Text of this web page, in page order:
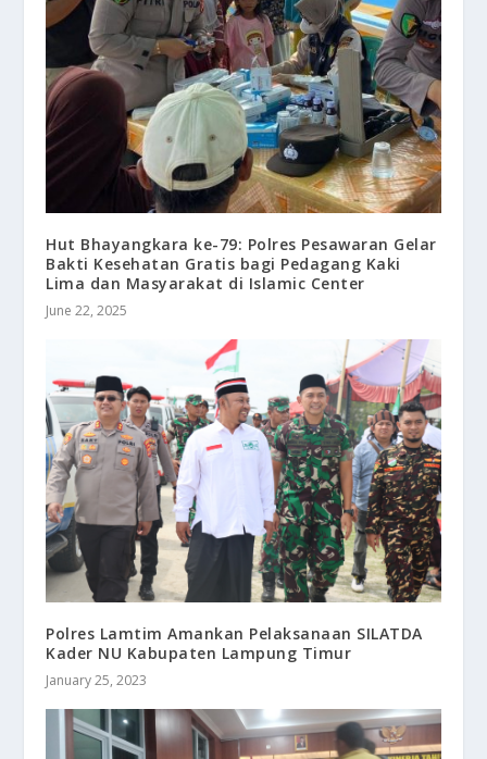
Hut Bhayangkara ke-79: Polres Pesawaran Gelar
Bakti Kesehatan Gratis bagi Pedagang Kaki
Lima dan Masyarakat di Islamic Center
June 22, 2025
Polres Lamtim Amankan Pelaksanaan SILATDA
Kader NU Kabupaten Lampung Timur
January 25, 2023